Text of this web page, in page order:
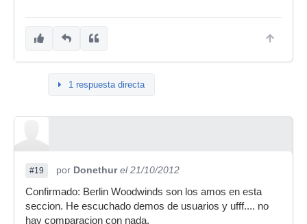
1 respuesta directa
#19 por Donethur el 21/10/2012
Confirmado: Berlin Woodwinds son los amos en esta
seccion. He escuchado demos de usuarios y ufff.... no
hay comparacion con nada.